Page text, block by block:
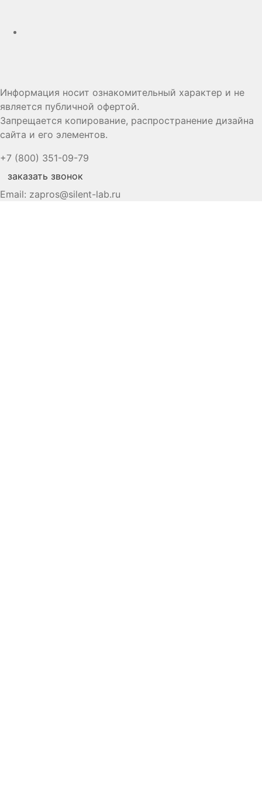
Информация носит ознакомительный характер и не
является публичной офертой.
Запрещается копирование, распространение дизайна
сайта и его элементов.
+7 (800) 351-09-79
заказать звонок
Email: zapros@silent-lab.ru